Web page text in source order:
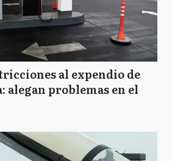
al expendio de
alegan problemas en el